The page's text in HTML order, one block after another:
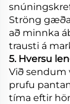
Ströng
að minnka
trausti á
5. Hversu
Við sendum
prufu
tíma eftir